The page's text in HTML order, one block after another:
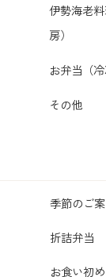
伊勢海老
房）
お弁当（冷
その他
季節のご
折詰弁当
お食い初め